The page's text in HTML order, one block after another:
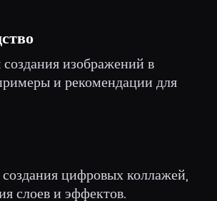
изображений в
и рекомендации для
цифровых коллажей,
слоев и эффектов.